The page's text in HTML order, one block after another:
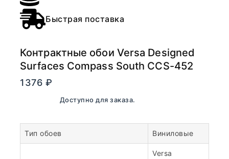
Быстрая поставка
Контрактные обои Versa Designed
Surfaces Compass South CCS-452
1376 ₽
В наличии. Доступно для заказа.
Тип обоев Виниловые
Versa